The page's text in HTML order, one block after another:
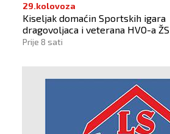
29.kolovoza
Kiseljak domaćin Sportskih igara
dragovoljaca i veterana HVO-a
Dana branitelja
Prije 8 sati